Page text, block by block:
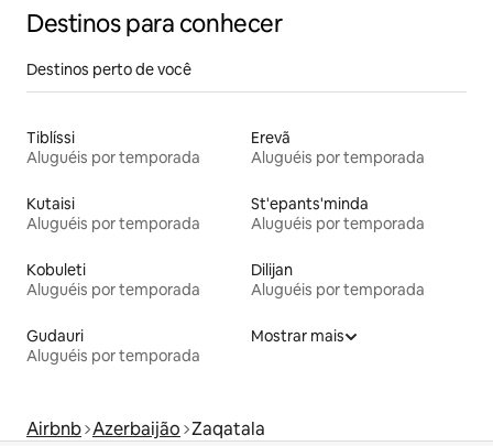
Destinos para conhecer
Destinos perto de você
Tiblíssi
Aluguéis por temporada
Erevã
Aluguéis por temporada
Kutaisi
Aluguéis por temporada
St'epants'minda
Aluguéis por temporada
Kobuleti
Aluguéis por temporada
Dilijan
Aluguéis por temporada
Gudauri
Aluguéis por temporada
Mostrar mais
Airbnb Azerbaijão Zaqatala